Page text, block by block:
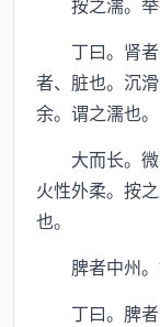
丁曰。肾者
者、脏也。沉
余。谓之濡也。
大而长。微
火性外柔。按
也。
脾者中州。
丁曰。脾者